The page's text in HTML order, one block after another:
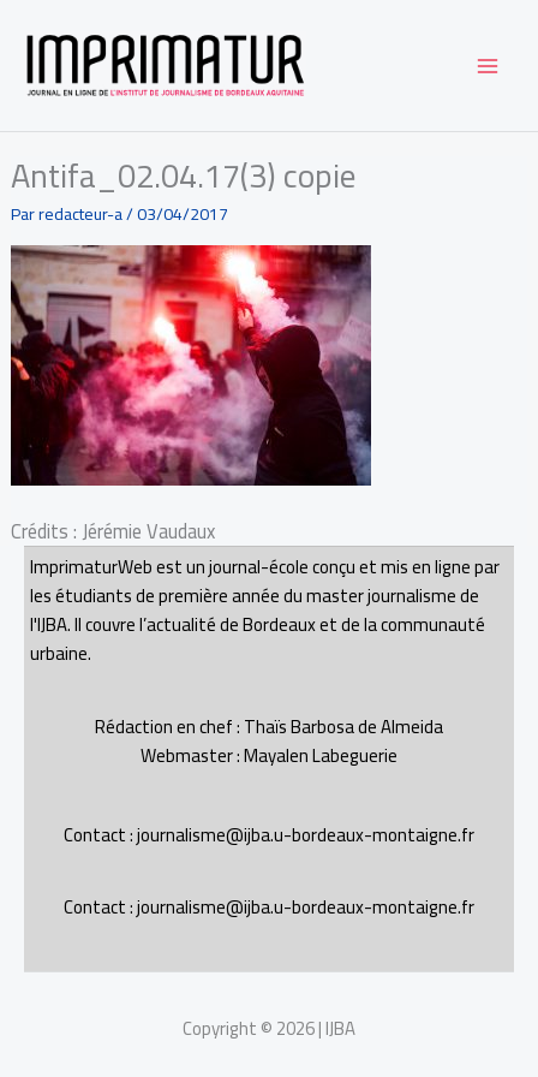
Antifa_02.04.17(3) copie
Parredacteur-a/03/04/2017
Crédits : Jérémie Vaudaux
ImprimaturWeb est un journal-école conçu et mis en ligne par
les étudiants de première année du master journalisme de
l'IJBA. Il couvre l’actualité de Bordeaux et de la communauté
urbaine.
Rédaction en chef : Thaïs Barbosa de Almeida
Webmaster : Mayalen Labeguerie
Contact : journalisme@ijba.u-bordeaux-montaigne.fr
Contact : journalisme@ijba.u-bordeaux-montaigne.fr
Copyright © 2026 | IJBA